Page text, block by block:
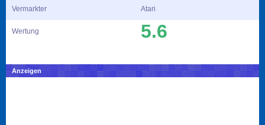
Vermarkter Atari
Wertung 5.6
Anzeigen